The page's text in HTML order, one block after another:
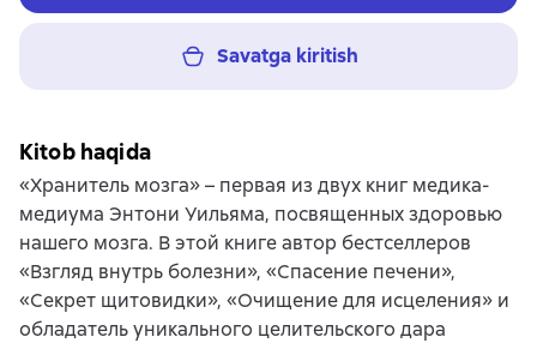
Savatga kiritish
Kitob haqida
«Хранитель мозга» – первая из двух книг медика-
медиума Энтони Уильяма, посвященных здоровью
нашего мозга. В этой книге автор бестселлеров
«Взгляд внутрь болезни», «Спасение печени»,
«Секрет щитовидки», «Очищение для исцеления» и
обладатель уникального целительского дара